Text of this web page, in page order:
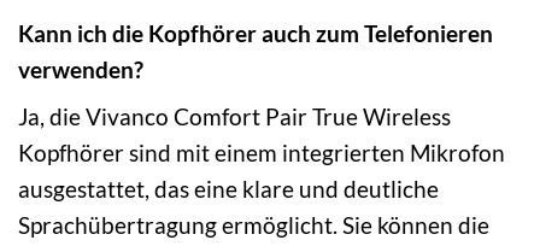
Kann ich die Kopfhörer auch zum Telefonieren
verwenden?
Ja, die Vivanco Comfort Pair True Wireless
Kopfhörer sind mit einem integrierten Mikrofon
ausgestattet, das eine klare und deutliche
Sprachübertragung ermöglicht. Sie können die